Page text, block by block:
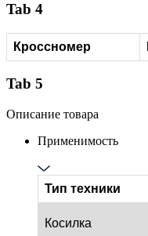
Tab 4
Кроссномер
Tab 5
Описание товара
Применимость
Тип техники
Косилка